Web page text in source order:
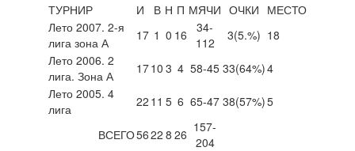
ТУРНИР
И В Н П МЯЧИ ОЧКИ МЕСТО
Лето 2007. 2-я
лига зона А
17 1 0 16
34-
112
3(5.%) 18
Лето 2006. 2
лига. Зона А
1710 3 4 58-45 33(64%)4
Лето 2005. 4
лига
22 11 5 6 65-47 38(57%)5
ВСЕГО5622 8 26 157-
204